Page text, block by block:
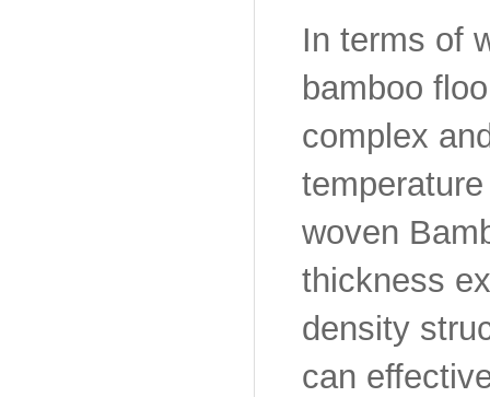
In terms of
bamboo
complex
woven
thickness
density
can